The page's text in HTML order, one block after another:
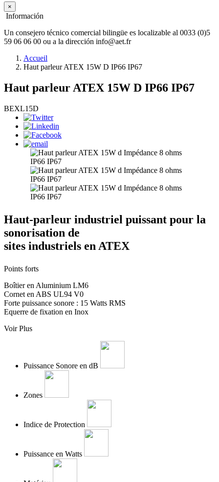
×
Información
Un consejero técnico comercial bilingüe es localizable al 0033 (0)5
59 06 06 00 ou a la dirección info@aet.fr
Accueil
Haut parleur ATEX 15W D IP66 IP67
Haut parleur ATEX 15W D IP66 IP67
BEXL15D
Haut-parleur industriel puissant pour la
sonorisation de
sites industriels en ATEX
Points forts
Boîtier en Aluminium LM6
Cornet en ABS UL94 V0
Forte puissance sonore : 15 Watts RMS
Equerre de fixation en Inox
Voir Plus
Puissance Sonore en dB
Zones
Indice de Protection
Puissance en Watts